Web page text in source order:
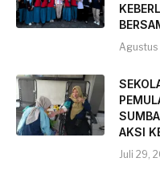
AKSI
Juli 29,